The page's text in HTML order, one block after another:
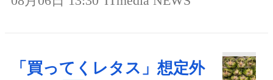
「買ってくレタス」想定外